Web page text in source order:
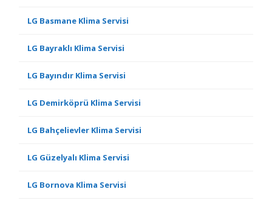
LG Basmane Klima Servisi
LG Bayraklı Klima Servisi
LG Bayındır Klima Servisi
LG Demirköprü Klima Servisi
LG Bahçelievler Klima Servisi
LG Güzelyalı Klima Servisi
LG Bornova Klima Servisi